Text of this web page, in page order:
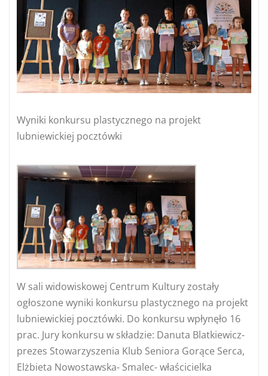
Wyniki konkursu plastycznego na projekt
lubniewickiej pocztówki
W sali widowiskowej Centrum Kultury zostały
ogłoszone wyniki konkursu plastycznego na projekt
lubniewickiej pocztówki. Do konkursu wpłynęło 16
prac. Jury konkursu w składzie: Danuta Blatkiewicz-
prezes Stowarzyszenia Klub Seniora Gorące Serca,
Elżbieta Nowostawska- Smalec- właścicielka